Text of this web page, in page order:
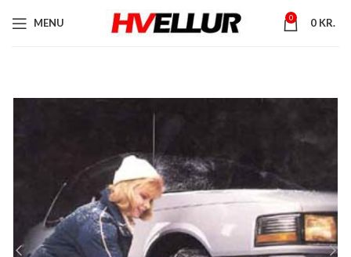
MENU 0 0 KR.